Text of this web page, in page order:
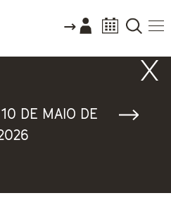
DE MAIO DE